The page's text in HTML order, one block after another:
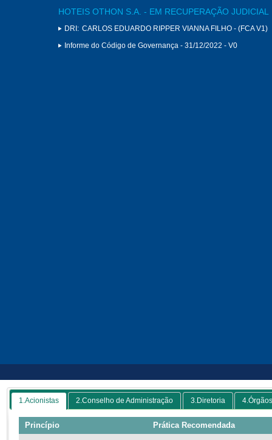
HOTEIS OTHON S.A. - EM RECUPERAÇÃO JUDICIAL
DRI: CARLOS EDUARDO RIPPER VIANNA FILHO - (FCA V1)
Informe do Código de Governança - 31/12/2022 - V0